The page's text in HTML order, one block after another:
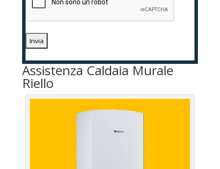
Assistenza Caldaia Murale
Riello